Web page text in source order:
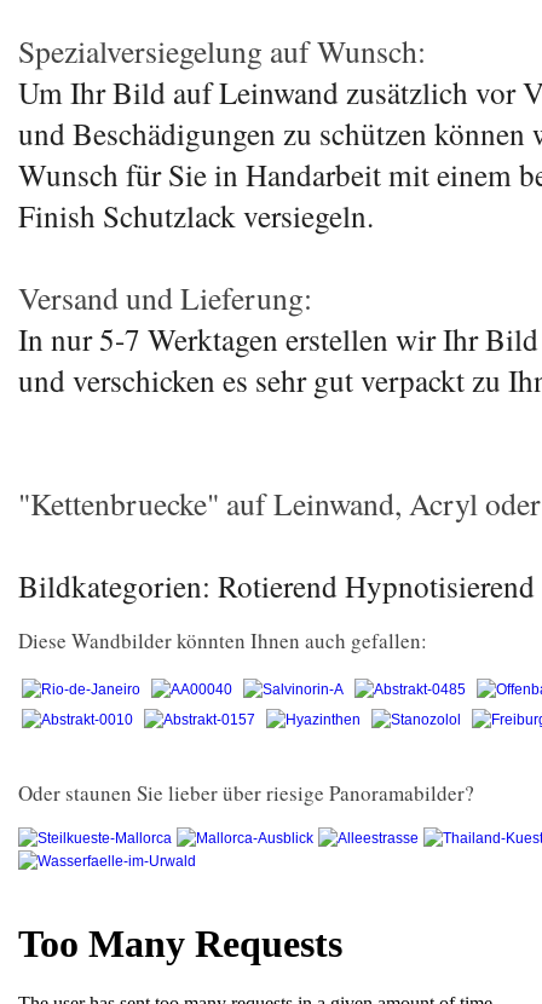
Spezialversiegelung auf Wunsch:
Um Ihr Bild auf Leinwand zusätzlich vor
und Beschädigungen zu schützen können
Wunsch für Sie in Handarbeit mit einem
Finish Schutzlack versiegeln.
Versand und Lieferung:
In nur 5-7 Werktagen erstellen wir Ihr
und verschicken es sehr gut verpackt zu
"Kettenbruecke" auf Leinwand, Acryl
Bildkategorien: Rotierend
Diese Wandbilder könnten Ihnen auch gefallen:
Oder staunen Sie lieber über riesige Panoramabilder?